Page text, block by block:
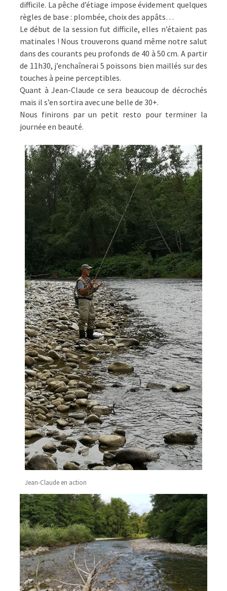
difficile. La pêche d’étiage impose évidement quelques
règles de base : plombée, choix des appâts…
Le début de la session fut difficile, elles n’étaient pas
matinales ! Nous trouverons quand même notre salut
dans des courants peu profonds de 40 à 50 cm. A partir
de 11h30, j’enchaînerai 5 poissons bien maillés sur des
touches à peine perceptibles.
Quant à Jean-Claude ce sera beaucoup de décrochés
mais il s’en sortira avec une belle de 30+.
Nous finirons par un petit resto pour terminer la
journée en beauté.
Jean-Claude en action